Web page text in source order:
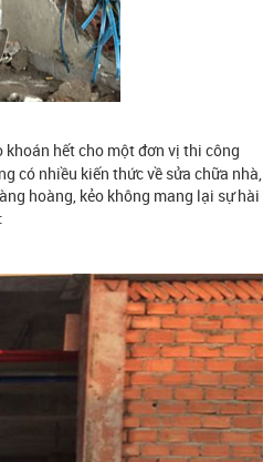
hết cho một đơn vị thi công
có nhiều kiến thức về sửa chữa nhà,
hoàng, kẻo không mang lại sự hài